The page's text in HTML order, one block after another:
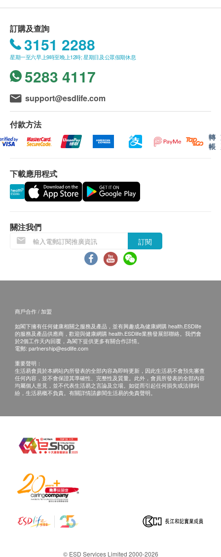
骨質密度
骨質密度檢查(腰椎及股骨)
3 基本項目
基本健康評估
血壓
身高
醫生體格檢查（視力﹑聽覺﹑心肺及腹部）
個人健康分析問卷
身高體重比例指數分析
血脂
總膽固醇
低密度膽固醇 (直接)
肝功能
總膽紅素
直接膽紅素
鹼性磷酸酶
谷丙轉氨酵酶
腎功能
尿素
甲狀腺
游離甲狀腺素
促甲狀腺素
女士和男士均享有鼻咽及腸癌症指標測試
女士額外享有卵巢及乳房癌症指標測試
男士額外享有前列腺及游離前列腺癌症指標測試
上全腹部超聲波(肝臟、肝內膽管、肝門靜脈、膽
尿液常規檢查
X光檢查
骨質疏鬆檢查
除基本血液檢驗，更覆蓋了:
甲狀腺功能
痛風症
重金屬
講解報告。如有需要，客戶可約見醫生作深入解釋
及跟進（需另付醫生費）。
進行健康檢查後，一般情況下，可於10至14個工
心領取報告。
快驗保（香港）有限公司保留權利修訂優惠條款及
細則或取消此優惠而毋須另行通知。
如有爭議，健康網購health.ESDlife保留最後決定
權。
所有身體檢查並非作為醫務診斷或治療用途。
供。
訂購預防疫苗之服務條款及細則：
於下一個工作天辦公時間內，電郵及致電客戶預約
身體檢查的時間及地點。
預防疫苗產品有效期為3個月，客戶必須於3個月內
（由確認付款日期起計）接受有關注射，逾期作
針，逾期作廢。）
訂購一經確認，不設更改已訂購的計劃，轉讓給第
三者及／或退款。
費用已包括首次注射前的醫生會診。若經醫生評估
後，閣下並不適合進行疫苗注射，將需支付醫生診
症費用HK$300，餘下差額將會退回。
如有爭議，健康網購health.ESDlife保留最後決定
所有預防疫苗產品並非作為醫務診斷或治療用途。
* 此疫苗計劃必須經醫生評估是否適合進行疫苗注
射。若經醫生評估後，客戶並不適合進行疫苗注射，
回。如客戶已注射第一針疫苗，將不設更改已訂購的
計劃，轉讓給第三者及／或退款。如有爭議，健康網
購health.ESDlife 及 快驗保(香港)有限公司 保留最後
決定權。
訂購及查詢
3151 2288
星期一至六早上9時至晚上12時; 星期日及公眾假期休息
5283 4117
support@esdlife.com
付款方法
轉
帳
下載應用程式
關注我們
訂閱
商戶合作 / 加盟
如閣下擁有任何健康相關之服務及產品，並有興趣成為健康網購 health.ESDlife
的服務及產品供應商，歡迎與健康網購 health.ESDlife業務發展部聯絡。我們會
於2個工作天內回覆，為閣下提供更多有關合作詳情。
電郵: partnership@esdlife.com
重要聲明：
生活易會員於本網站內所發表的全部內容為即時更新，因此生活易不會預先審查
任何內容，並不會保證其準確性、完整性及質量。此外，會員所發表的全部內容
均屬個人意見，並不代表生活易之言論及立場。如從而引起任何損失或法律糾
紛，生活易概不負責。有關詳情請參閱生活易的免責聲明。
© ESD Services Limited 2000-2026